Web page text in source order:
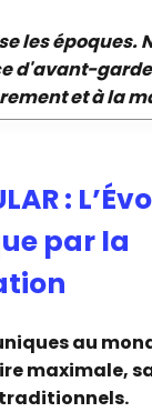
les époques.
d'avant-
et à la
:
par la
au
maximale,